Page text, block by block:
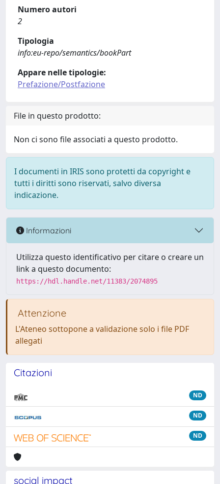
Numero autori
2
Tipologia
info:eu-repo/semantics/bookPart
Appare nelle tipologie:
Prefazione/Postfazione
File in questo prodotto:
Non ci sono file associati a questo prodotto.
I documenti in IRIS sono protetti da copyright e
tutti i diritti sono riservati, salvo diversa
indicazione.
Informazioni
Utilizza questo identificativo per citare o creare un
link a questo documento:
https://hdl.handle.net/11383/2074895
Attenzione
L'Ateneo sottopone a validazione solo i file PDF
allegati
Citazioni
ND
ND
ND
social impact